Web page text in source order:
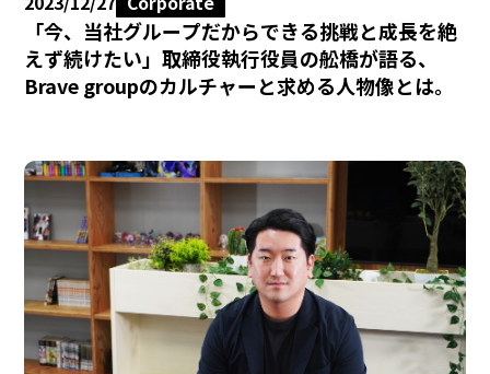
「今、当社グループだからできる挑戦と成長を絶
えず続けたい」取締役執行役員の舩橋が語る、
Brave groupのカルチャーと求める人物像とは。